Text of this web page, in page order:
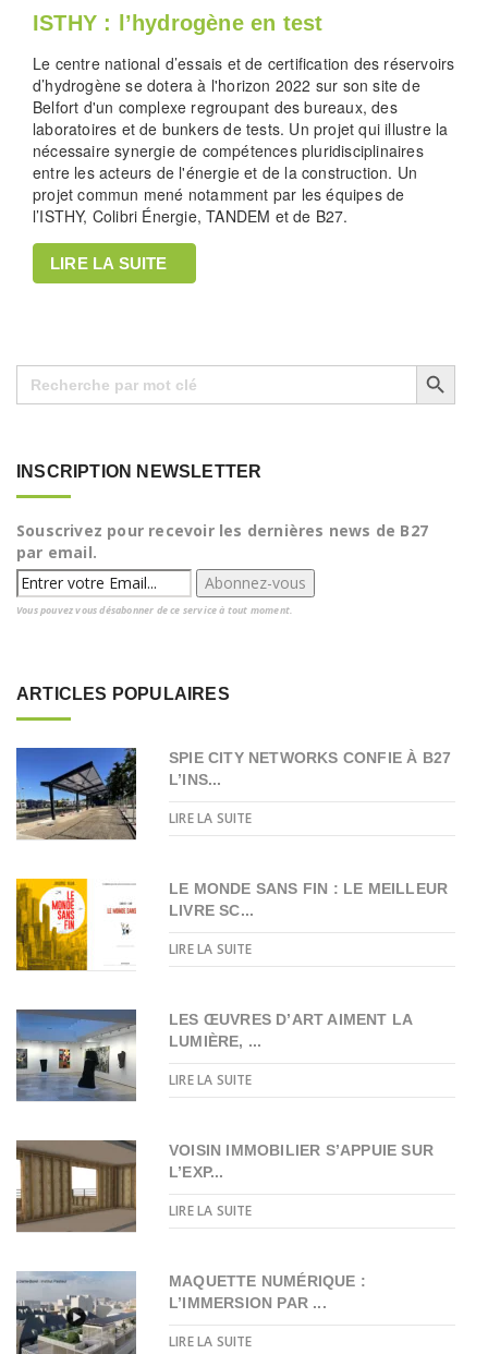
ISTHY : l’hydrogène en test
Le centre national d’essais et de certification des réservoirs
d’hydrogène se dotera à l'horizon 2022 sur son site de
Belfort d'un complexe regroupant des bureaux, des
laboratoires et de bunkers de tests. Un projet qui illustre la
nécessaire synergie de compétences pluridisciplinaires
entre les acteurs de l'énergie et de la construction. Un
projet commun mené notamment par les équipes de
l’ISTHY, Colibri Énergie, TANDEM et de B27.
LIRE LA SUITE
Search
for:
Search Button
INSCRIPTION NEWSLETTER
Souscrivez pour recevoir les dernières news de B27
par email.
Vous pouvez vous désabonner de ce service à tout moment.
ARTICLES POPULAIRES
SPIE CITY NETWORKS CONFIE À B27
L’INS...
LIRE LA SUITE
LE MONDE SANS FIN : LE MEILLEUR
LIVRE SC...
LIRE LA SUITE
LES ŒUVRES D’ART AIMENT LA
LUMIÈRE, ...
LIRE LA SUITE
VOISIN IMMOBILIER S’APPUIE SUR
L’EXP...
LIRE LA SUITE
MAQUETTE NUMÉRIQUE :
L’IMMERSION PAR ...
LIRE LA SUITE